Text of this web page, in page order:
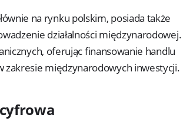
na rynku polskim, posiada także
działalności międzynarodowej.
oferując finansowanie handlu
międzynarodowych inwestycji.